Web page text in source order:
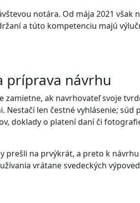
notára. Od mája 2021 však
a túto kompetenciu majú
príprava návrhu
ak navrhovateľ svoje
len čestné vyhlásenie; súd
doklady o platení daní či
prešli na prvýkrát, a preto k návrhu
vrátane svedeckých